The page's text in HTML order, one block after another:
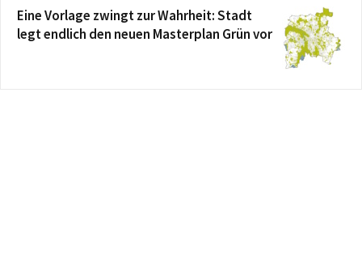
Eine Vorlage zwingt zur Wahrheit: Stadt
legt endlich den neuen Masterplan Grün vor